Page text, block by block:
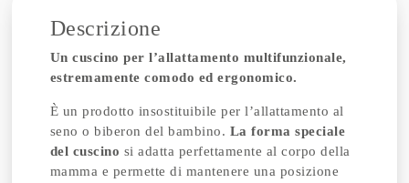
Descrizione
Un cuscino per l’allattamento multifunzionale,
estremamente comodo ed ergonomico.
È un prodotto insostituibile per l’allattamento al
seno o biberon del bambino. La forma speciale
del cuscino si adatta perfettamente al corpo della
mamma e permette di mantenere una posizione